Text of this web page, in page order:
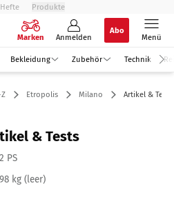
Hefte Produkte
Marken Anmelden
Abo
Menü
Bekleidung Zubehör Technik
Etropolis Milano Artikel & Tests
& Tests
2 PS
98 kg (leer)